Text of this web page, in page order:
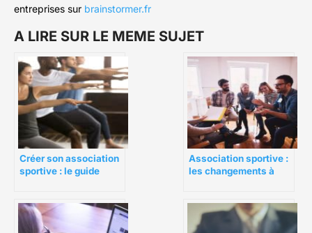
entreprises sur brainstormer.fr
A LIRE SUR LE MEME SUJET
Créer son association
sportive : le guide
Association sportive :
les changements à